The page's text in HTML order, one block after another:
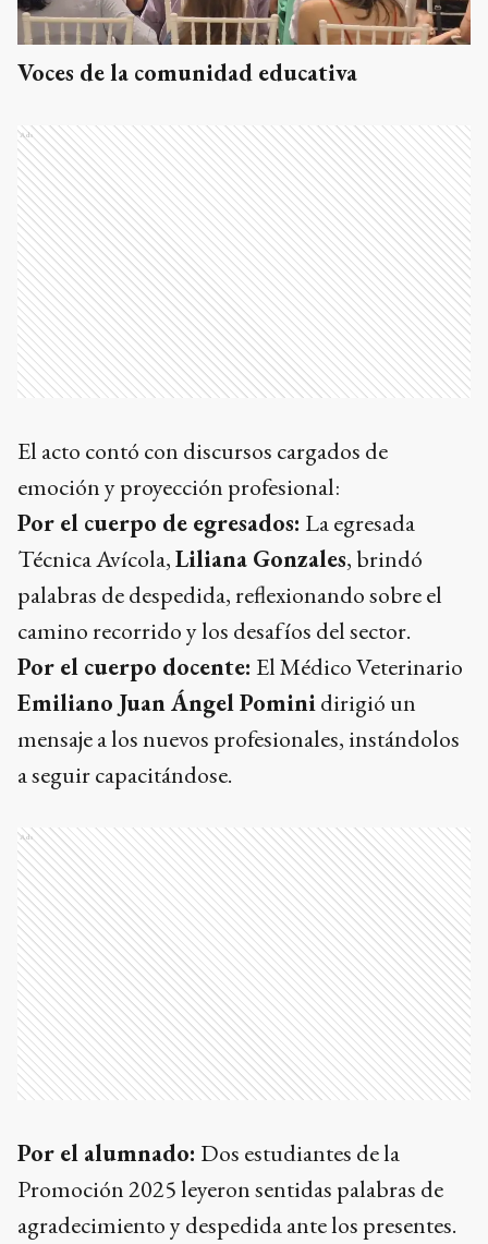
Voces de la comunidad educativa
Ads
El acto contó con discursos cargados de
emoción y proyección profesional:
Por el cuerpo de egresados: La egresada
Técnica Avícola,Liliana Gonzales, brindó
palabras de despedida, reflexionando sobre el
camino recorrido y los desafíos del sector.
Por el cuerpo docente: El Médico Veterinario
Emiliano Juan Ángel Pominidirigió un
mensaje a los nuevos profesionales, instándolos
a seguir capacitándose.
Ads
Por el alumnado: Dos estudiantes de la
Promoción 2025 leyeron sentidas palabras de
agradecimiento y despedida ante los presentes.